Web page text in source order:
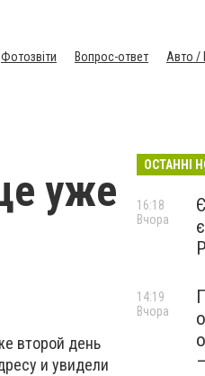
Фотозвіти Вопрос-ответ
Авто /
уже
второй день
и увидели
ОСТАННІ
16:18
Вчора
14:19
Вчора